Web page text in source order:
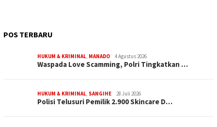
POS TERBARU
HUKUM & KRIMINAL, MANADO 4 Agustus 2026
Waspada Love Scamming, Polri Tingkatkan …
HUKUM & KRIMINAL, SANGIHE 28 Juli 2026
Polisi Telusuri Pemilik 2.900 Skincare D…